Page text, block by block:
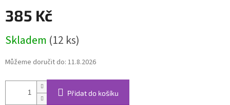
385 Kč
cena:
Skladem (12 ks)
Můžeme doručit do: 11.8.2026
Přidat do košíku